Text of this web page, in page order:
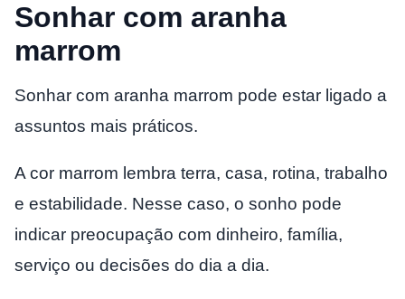
Sonhar com aranha
marrom
Sonhar com aranha marrom pode estar ligado a
assuntos mais práticos.
A cor marrom lembra terra, casa, rotina, trabalho
e estabilidade. Nesse caso, o sonho pode
indicar preocupação com dinheiro, família,
serviço ou decisões do dia a dia.